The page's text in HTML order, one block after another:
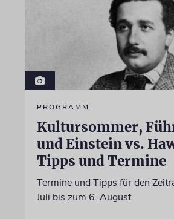
PROGRAMM
Kultursommer,
und Einstein vs.
Tipps und Termine
Termine und Tipps für den
Juli bis zum 6. August